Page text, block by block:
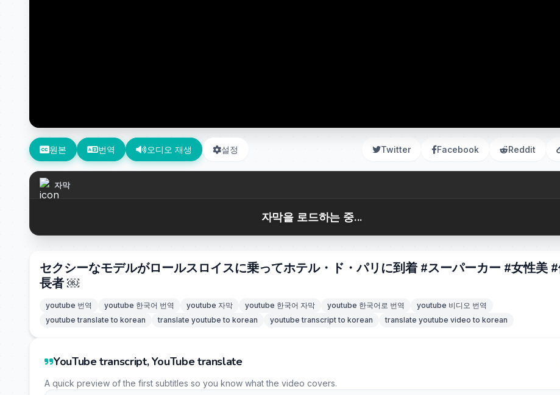
원본 번역 오디오 재생 설정 Twitter Facebook Reddit
자막
자막을 로드하는 중...
セクシーなモデルがロールスロイスに乗ってホテル・ド・パリに到着 #スーパーカー #女性美
長者 ￼
youtube 번역 youtube 한국어 번역 youtube 자막 youtube 한국어 자막 youtube 한국어로 번역
youtube 비디오 번역
youtube translate to korean
translate youtube to korean youtube transcript to korean translate youtube video to korean
YouTube transcript, YouTube translate
A quick preview of the first subtitles so you know what the video covers.